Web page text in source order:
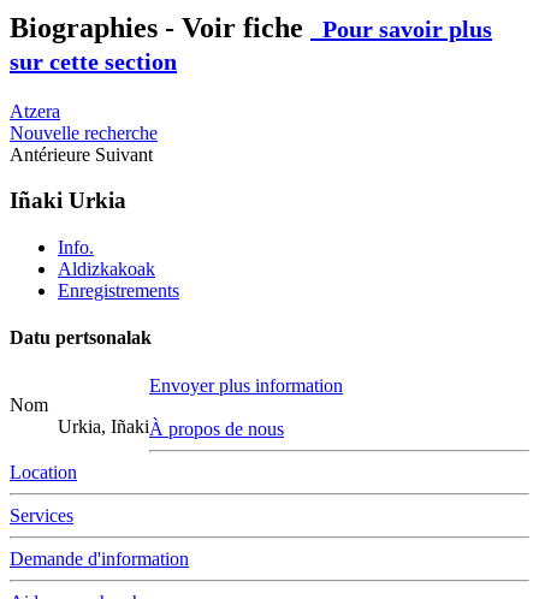
Biographies - Voir fiche
Pour savoir plus
sur cette section
Atzera
Nouvelle recherche
Antérieure Suivant
Iñaki Urkia
Info.
Aldizkakoak
Enregistrements
Datu pertsonalak
Nom
Urkia, Iñaki
Envoyer plus information
À propos de nous
Location
Services
Demande d'information